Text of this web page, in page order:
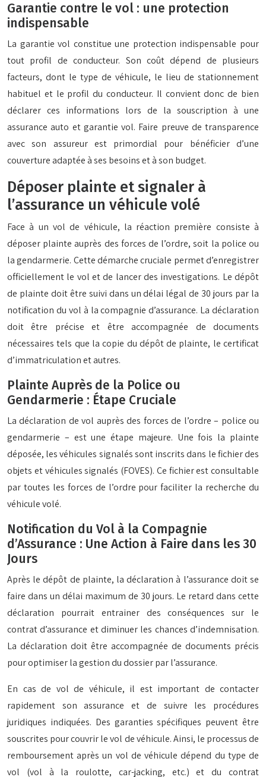
Garantie contre le vol : une protection
indispensable
La garantie vol constitue une protection indispensable pour
tout profil de conducteur. Son coût dépend de plusieurs
facteurs, dont le type de véhicule, le lieu de stationnement
habituel et le profil du conducteur. Il convient donc de bien
déclarer ces informations lors de la souscription à une
assurance auto et garantie vol. Faire preuve de transparence
avec son assureur est primordial pour bénéficier d’une
couverture adaptée à ses besoins et à son budget.
Déposer plainte et signaler à
l’assurance un véhicule volé
Face à un vol de véhicule, la réaction première consiste à
déposer plainte auprès des forces de l’ordre, soit la police ou
la gendarmerie. Cette démarche cruciale permet d’enregistrer
officiellement le vol et de lancer des investigations. Le dépôt
de plainte doit être suivi dans un délai légal de 30 jours par la
notification du vol à la compagnie d’assurance. La déclaration
doit être précise et être accompagnée de documents
nécessaires tels que la copie du dépôt de plainte, le certificat
d’immatriculation et autres.
Plainte Auprès de la Police ou
Gendarmerie : Étape Cruciale
La déclaration de vol auprès des forces de l’ordre – police ou
gendarmerie – est une étape majeure. Une fois la plainte
déposée, les véhicules signalés sont inscrits dans le fichier des
objets et véhicules signalés (FOVES). Ce fichier est consultable
par toutes les forces de l’ordre pour faciliter la recherche du
véhicule volé.
Notification du Vol à la Compagnie
d’Assurance : Une Action à Faire dans les 30
Jours
Après le dépôt de plainte, la déclaration à l’assurance doit se
faire dans un délai maximum de 30 jours. Le retard dans cette
déclaration pourrait entrainer des conséquences sur le
contrat d’assurance et diminuer les chances d’indemnisation.
La déclaration doit être accompagnée de documents précis
pour optimiser la gestion du dossier par l’assurance.
En cas de vol de véhicule, il est important de contacter
rapidement son assurance et de suivre les procédures
juridiques indiquées. Des garanties spécifiques peuvent être
souscrites pour couvrir le vol de véhicule. Ainsi, le processus de
remboursement après un vol de véhicule dépend du type de
vol (vol à la roulotte, car-jacking, etc.) et du contrat